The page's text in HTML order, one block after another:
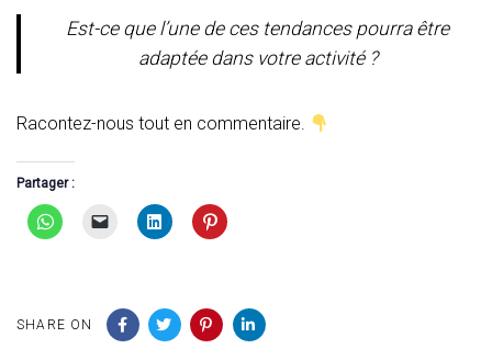
Est-ce que l’une de ces tendances pourra être
adaptée dans votre activité ?
Racontez-nous tout en commentaire.
Partager :
SHARE ON